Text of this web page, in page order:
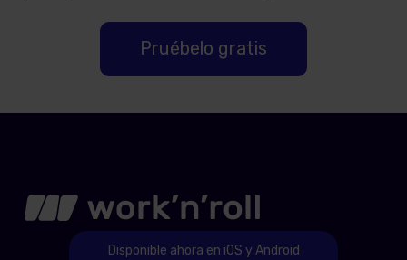
Pruébelo gratis
Disponible ahora en iOS y Android